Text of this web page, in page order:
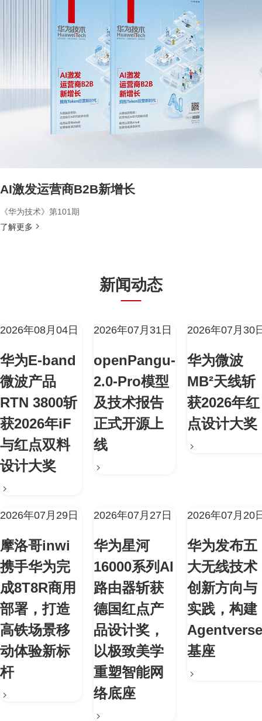
AI激发运营商B2B新增长
《华为技术》第101期
了解更多
新闻动态
2026年08月04日
华为E-band
微波产品
RTN 3800斩
获2026年iF
与红点双料
设计大奖
2026年07月31日
openPangu-
2.0-Pro模型
及技术报告
正式开源上
线
2026年07月30
华为微波
MB²天线斩
获2026年红
点设计大奖
2026年07月29日
摩洛哥inwi
携手华为完
成8T8R商用
部署，打造
高铁场景移
动体验新标
杆
2026年07月27日
华为星河
16000系列AI
路由器斩获
德国红点产
品设计奖，
以极致美学
重塑智能网
络底座
2026年07月20
华为发布五
大无线技术
创新方向与
实践，构建
Agentverse
基座